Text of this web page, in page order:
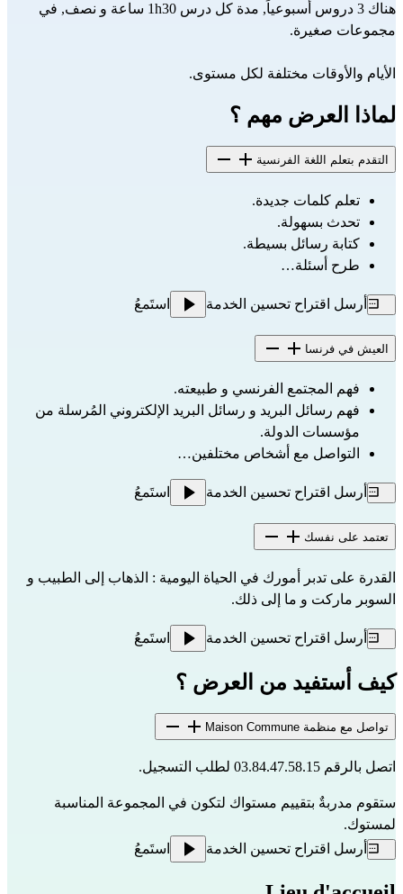
هناك 3 دروس أسبوعياً, مدة كل درس 1h30 ساعة و نصف, في
مجموعات صغيرة.
الأيام والأوقات مختلفة لكل مستوى.
لماذا العرض مهم ؟
التقدم بتعلم اللغة الفرنسية
تعلم كلمات جديدة.
تحدث بسهولة.
كتابة رسائل بسيطة.
طرح أسئلة…
أرسل اقتراح تحسين الخدمة استَمعُ
العيش في فرنسا
فهم المجتمع الفرنسي و طبيعته.
فهم رسائل البريد و رسائل البريد الإلكتروني المُرسلة من
مؤسسات الدولة.
التواصل مع أشخاص مختلفين…
أرسل اقتراح تحسين الخدمة استَمعُ
تعتمد على نفسك
القدرة على تدبر أمورك في الحياة اليومية : الذهاب إلى الطبيب و
السوبر ماركت و ما إلى ذلك.
أرسل اقتراح تحسين الخدمة استَمعُ
كيف أستفيد من العرض ؟
تواصل مع منظمة Maison Commune
اتصل بالرقم 03.84.47.58.15 لطلب التسجيل.
ستقوم مدربةٌ بتقييم مستواك لتكون في المجموعة المناسبة
لمستوك.
أرسل اقتراح تحسين الخدمة
استَمعُ